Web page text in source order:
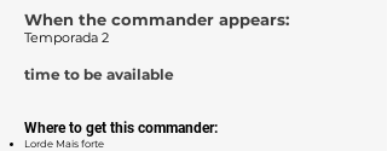
When the commander appears:
Temporada 2
time to be available
Where to get this commander:
Lorde Mais forte